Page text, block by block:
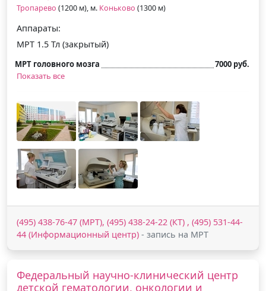
Тропарево (1200 м), м. Коньково (1300 м)
Аппараты:
МРТ 1.5 Тл (закрытый)
МРТ головного мозга
7000 руб.
Показать все
(495) 438-76-47 (МРТ), (495) 438-24-22 (КТ) , (495) 531-44-
44 (Информационный центр) - запись на МРТ
Федеральный научно-клинический центр
детской гематологии, онкологии и